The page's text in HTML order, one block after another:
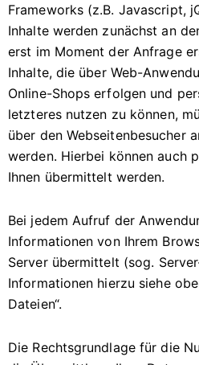
Frameworks (z.B. Javascript,
Inhalte werden zunächst an
erst im Moment der Anfrage
Inhalte, die über Web-
Online-Shops erfolgen und
letzteres nutzen zu können,
über den Webseitenbesucher
werden. Hierbei können auch
Ihnen übermittelt werden.
Bei jedem Aufruf der
Informationen von Ihrem
Server übermittelt (sog.
Informationen hierzu siehe
Dateien“.
Die Rechtsgrundlage für die